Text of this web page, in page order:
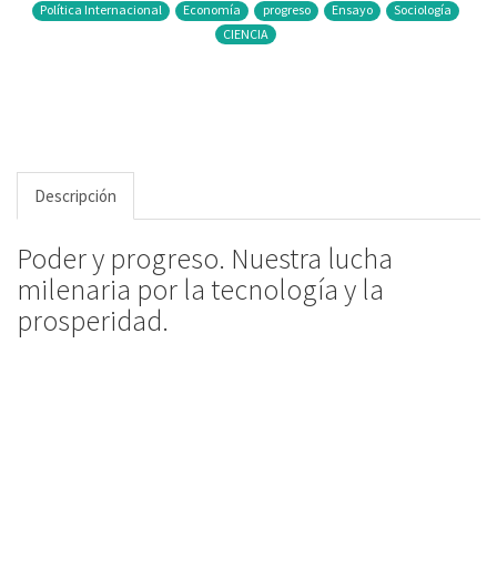
Política Internacional Economía progreso Ensayo
Sociología
CIENCIA
Descripción
Poder y progreso. Nuestra lucha
milenaria por la tecnología y la
prosperidad.